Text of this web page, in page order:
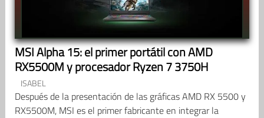
MSI Alpha 15: el primer portátil con AMD
RX5500M y procesador Ryzen 7 3750H
ISABEL
Después de la presentación de las gráficas AMD RX 5500 y
RX5500M, MSI es el primer fabricante en integrar la